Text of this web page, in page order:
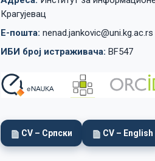
Крагујевац
Е-пошта: nenad.jankovic@uni.kg.ac.rs
ИБИ број истраживача: BF547
CV – Српски CV – English